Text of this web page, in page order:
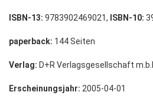
ISBN-13: 9783902469021, ISBN-10:
paperback: 144 Seiten
Verlag: D+R Verlagsgesellschaft
Erscheinungsjahr: 2005-04-01